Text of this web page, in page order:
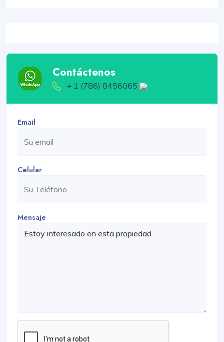
Contáctenos
+ 1 (786) 8456065
Email
Celular
Mensaje